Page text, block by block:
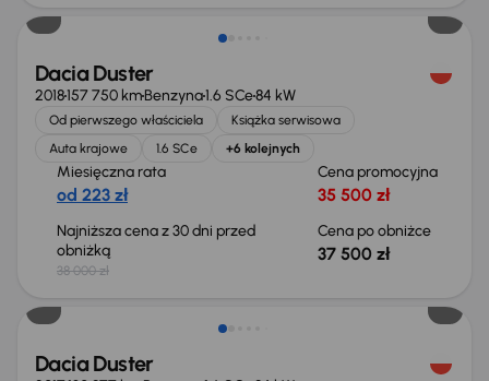
Dacia Duster
2018157 750 kmBenzyna1.6 SCe84 kW
Od pierwszego właściciela
Książka serwisowa
Auta krajowe
1.6 SCe +6 kolejnych
Miesięczna rata
od 223 zł
Cena promocyjna
35 500 zł
Najniższa cena z 30 dni przed
obniżką
38 000 zł
Cena po obniżce
37 500 zł
Świeżo skupione
Dacia Duster